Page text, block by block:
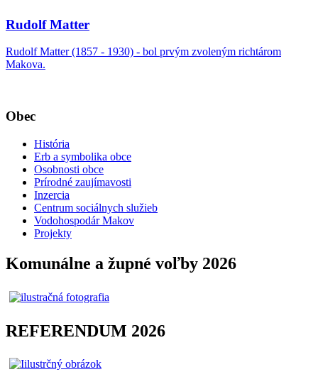
Rudolf Matter
Rudolf Matter (1857 - 1930) - bol prvým zvoleným richtárom
Makova.
Obec
História
Erb a symbolika obce
Osobnosti obce
Prírodné zaujímavosti
Inzercia
Centrum sociálnych služieb
Vodohospodár Makov
Projekty
Komunálne a župné voľby 2026
REFERENDUM 2026